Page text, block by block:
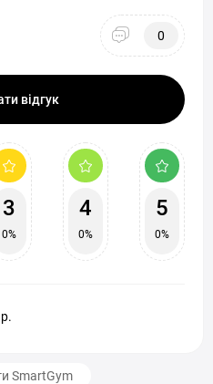
0
відгук
3
0%
4
0%
5
0%
SmartGym